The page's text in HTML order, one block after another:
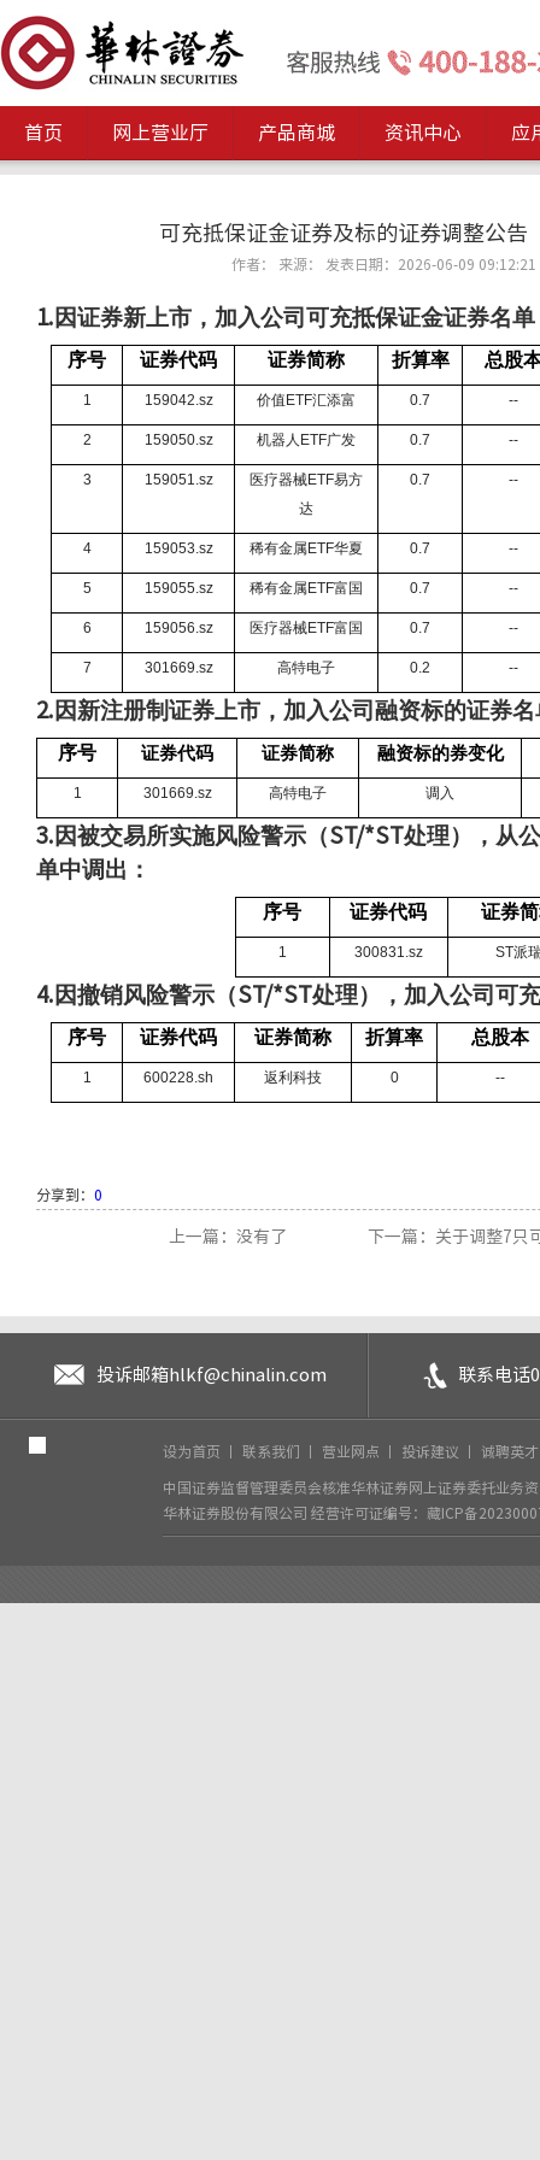
首页 网上营业厅 产品商城 资讯中心 应
可充抵保证金证券及标的证券调整公告
作者： 来源： 发表日期：2026-06-09 09:12:21
1. 因证券新上市，加入公司可充抵保证金证券名单
序号 证券代码 证券简称 折算率 总股
1 159042.sz 价值 ETF汇添富 0.7 --
2 159050.sz 机器人 ETF广发 0.7 --
3 159051.sz 医疗器械ETF易方
达
0.7 --
4 159053.sz 稀有金属ETF华夏 0.7 --
5 159055.sz 稀有金属ETF富国 0.7 --
6 159056.sz 医疗器械ETF富国 0.7 --
7 301669.sz 高特电子 0.2 --
2. 因新注册制证券上市，加入公司融资标的证券
序号 证券代码 证券简称 融资标的券变化
1 301669.sz 高特电子 调入
3. 因被交易所实施风险警示（ST/*ST处理），从
单中调出：
序号 证券代码 证券
1 300831.sz ST派
4. 因撤销风险警示（ST/*ST处理），加入公司可
序号 证券代码 证券简称 折算率 总股本
1 600228.sh 返利科技 0 --
分享到： 0
上一篇：没有了 下一篇：关于调整7只
投诉邮箱 hlkf@chinalin.com 联系电话
设为首页 联系我们 营业网点 投诉建议 诚聘英
中国证券监督管理委员会核准华林证券网上证券委托业务
华林证券股份有限公司 经营许可证编号：藏ICP备